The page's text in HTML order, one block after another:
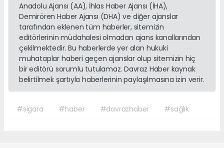
Anadolu Ajansı (AA), İhlas Haber Ajansı (İHA),
Demirören Haber Ajansı (DHA) ve diğer ajanslar
tarafından eklenen tüm haberler, sitemizin
editörlerinin müdahalesi olmadan ajans kanallarından
çekilmektedir. Bu haberlerde yer alan hukuki
muhataplar haberi geçen ajanslar olup sitemizin hiç
bir editörü sorumlu tutulamaz. Davraz Haber kaynak
belirtilmek şartıyla haberlerinin paylaşılmasına izin verir.
#sigara #haber #davrazhaber #sağlık